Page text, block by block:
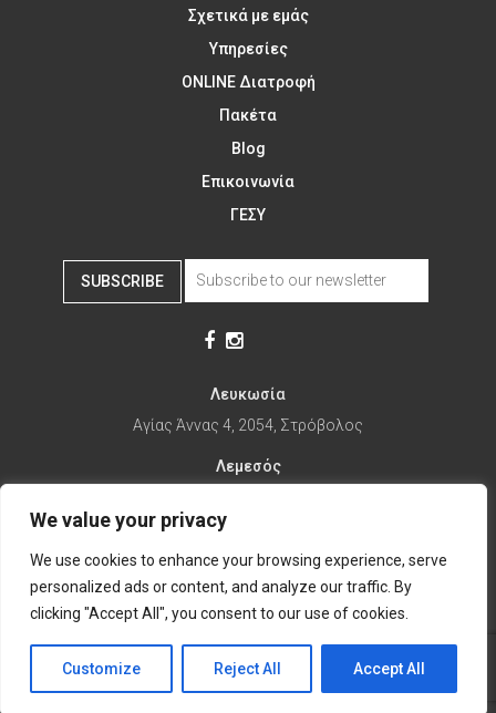
We value your privacy
We use cookies to enhance your browsing experience, serve
personalized ads or content, and analyze our traffic. By
clicking "Accept All", you consent to our use of cookies.
Customize Reject All Accept All
Σχετικά με εμάς
Υπηρεσίες
ONLINE Διατροφή
Πακέτα
Blog
Επικοινωνία
ΓΕΣΥ
SUBSCRIBE
Λευκωσία
Αγίας Άννας 4, 2054, Στρόβολος
Λεμεσός
1ης Απριλίου 67, 5281
it's time to Change Eat